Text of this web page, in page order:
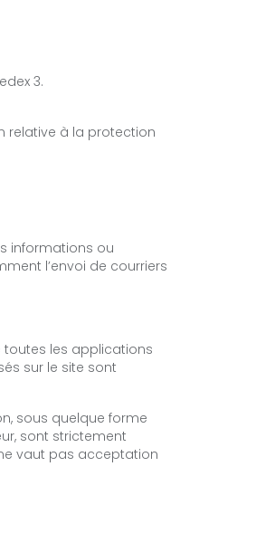
3.
relative à la protection
informations ou
l’envoi de courriers
toutes les applications
sur le site sont
sous quelque forme
sont strictement
vaut pas acceptation